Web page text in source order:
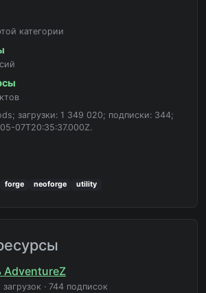
категории
загрузки: 1 349 020; подписки: 344;
07T20:35:37.000Z.
forge neoforge utility
AdventureZ
· 744 подписок